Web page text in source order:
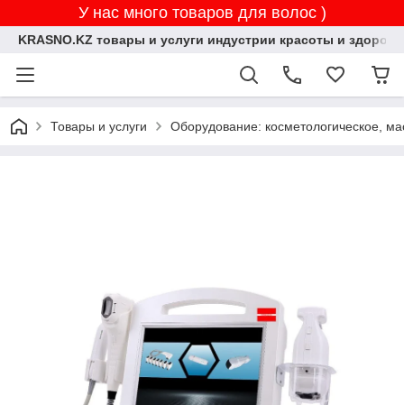
У нас много товаров для волос )
KRASNO.KZ товары и услуги индустрии красоты и
Товары и услуги Оборудование: косметологическое,